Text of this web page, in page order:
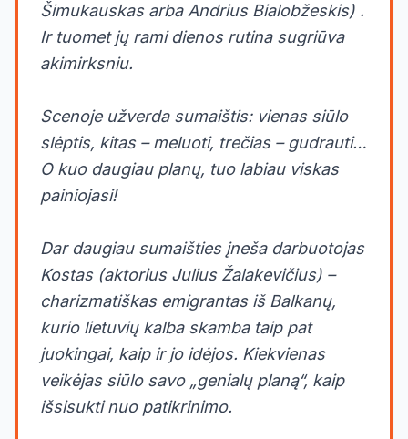
Šimukauskas arba Andrius Bialobžeskis) .
Ir tuomet jų rami dienos rutina sugriūva
akimirksniu.
Scenoje užverda sumaištis: vienas siūlo
slėptis, kitas – meluoti, trečias – gudrauti…
O kuo daugiau planų, tuo labiau viskas
painiojasi!
Dar daugiau sumaišties įneša darbuotojas
Kostas (aktorius Julius Žalakevičius) –
charizmatiškas emigrantas iš Balkanų,
kurio lietuvių kalba skamba taip pat
juokingai, kaip ir jo idėjos. Kiekvienas
veikėjas siūlo savo „genialų planą“, kaip
išsisukti nuo patikrinimo.